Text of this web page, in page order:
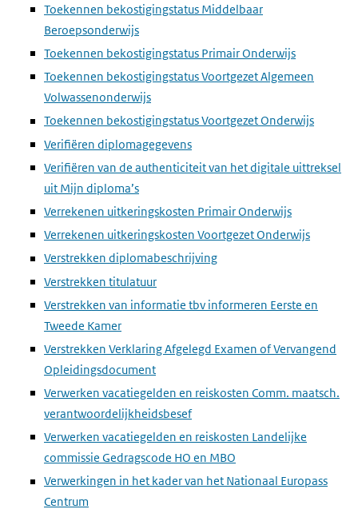
Toekennen bekostigingstatus Middelbaar
Beroepsonderwijs
Toekennen bekostigingstatus Primair Onderwijs
Toekennen bekostigingstatus Voortgezet Algemeen
Volwassenonderwijs
Toekennen bekostigingstatus Voortgezet Onderwijs
Verifiëren diplomagegevens
Verifiëren van de authenticiteit van het digitale uittreksel
uit Mijn diploma’s
Verrekenen uitkeringskosten Primair Onderwijs
Verrekenen uitkeringskosten Voortgezet Onderwijs
Verstrekken diplomabeschrijving
Verstrekken titulatuur
Verstrekken van informatie tbv informeren Eerste en
Tweede Kamer
Verstrekken Verklaring Afgelegd Examen of Vervangend
Opleidingsdocument
Verwerken vacatiegelden en reiskosten Comm. maatsch.
verantwoordelijkheidsbesef
Verwerken vacatiegelden en reiskosten Landelijke
commissie Gedragscode HO en MBO
Verwerkingen in het kader van het Nationaal Europass
Centrum